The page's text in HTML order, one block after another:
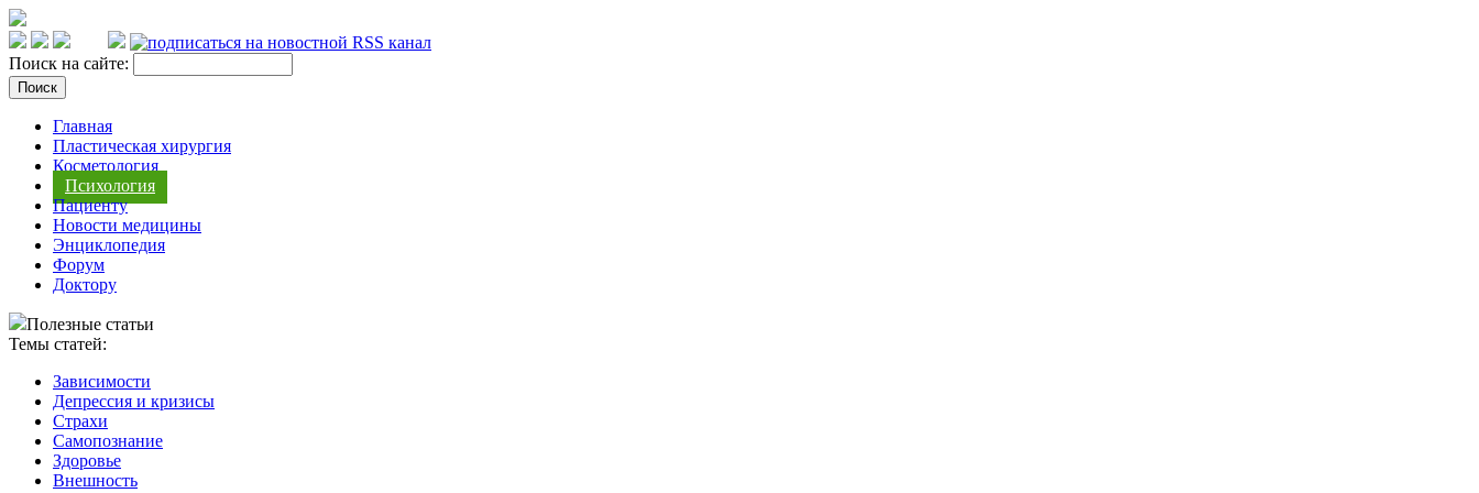
Поиск на сайте:
Главная
Пластическая хирургия
Косметология
Психология
Пациенту
Новости медицины
Энциклопедия
Форум
Доктору
Полезные статьи
Темы статей:
Зависимости
Депрессия и кризисы
Страхи
Самопознание
Здоровье
Внешность